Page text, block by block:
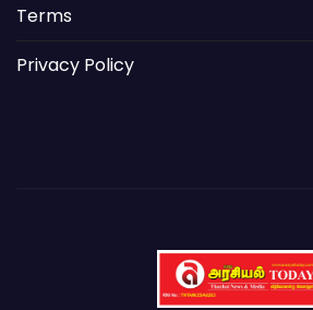
Terms
Privacy Policy